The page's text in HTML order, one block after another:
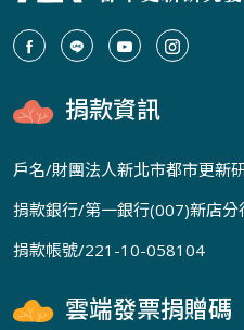
捐款資訊
戶名/財團法人新北市都市更新
捐款銀行/第一銀行(007)新店分
捐款帳號/221-10-058104
雲端發票捐贈碼